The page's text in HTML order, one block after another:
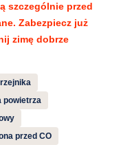
szczególnie przed
Zabezpiecz już
zimę dobrze
powietrza
przed CO